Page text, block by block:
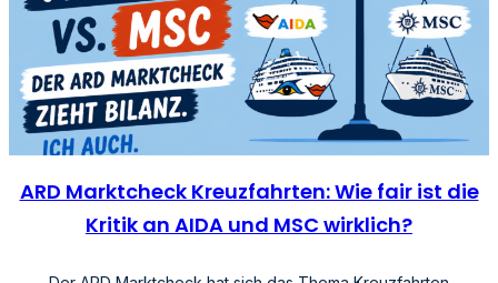
ARD Marktcheck Kreuzfahrten: Wie fair ist die
Kritik an AIDA und MSC wirklich?